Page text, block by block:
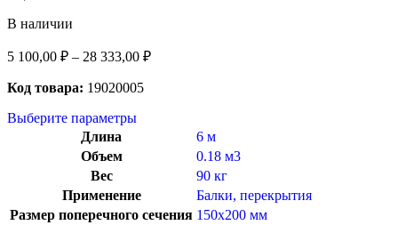
В наличии
5 100,00 ₽ – 28 333,00 ₽
Код товара: 19020005
Выберите параметры
Длина
6 м
Объем
0.18 м3
Вес
90 кг
Применение
Балки, перекрытия
Размер поперечного сечения 150х200 мм